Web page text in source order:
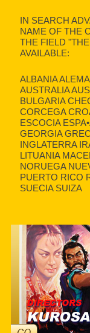
IN SEARCH
NAME OF THE
THE FIELD
AVAILABLE:
ALBANIA
AUSTRALIA
BULGARIA
CORCEGA
ESCOCIA
GEORGIA
INGLATERRA
LITUANIA
NORUEGA
PUERTO RICO
SUECIA SUIZA